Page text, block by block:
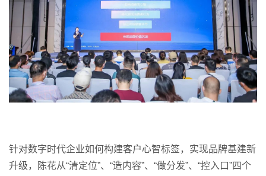
针对数字时代企业如何构建客户心智标签，实现品牌基建新
升级，陈花从“清定位”、“造内容”、“做分发”、“控入口”四个